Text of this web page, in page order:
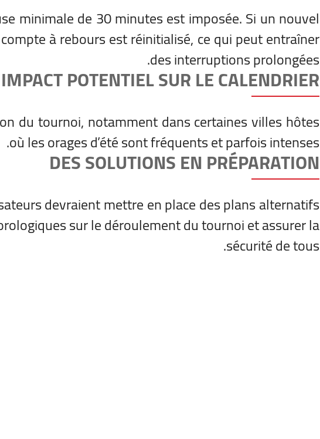
minimale de 30 minutes est imposée. Si un nouvel
à rebours est réinitialisé, ce qui peut entraîner
des interruptions prolongées.
IMPACT POTENTIEL SUR LE CALENDRIER
du tournoi, notamment dans certaines villes hôtes
où les orages d’été sont fréquents et parfois intenses.
DES SOLUTIONS EN PRÉPARATION
devraient mettre en place des plans alternatifs
sur le déroulement du tournoi et assurer la
sécurité de tous.